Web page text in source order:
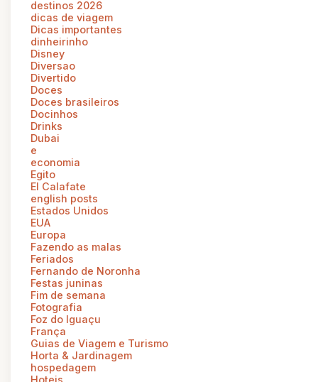
destinos 2026
dicas de viagem
Dicas importantes
dinheirinho
Disney
Diversao
Divertido
Doces
Doces brasileiros
Docinhos
Drinks
Dubai
e
economia
Egito
El Calafate
english posts
Estados Unidos
EUA
Europa
Fazendo as malas
Feriados
Fernando de Noronha
Festas juninas
Fim de semana
Fotografia
Foz do Iguaçu
França
Guias de Viagem e Turismo
Horta & Jardinagem
hospedagem
Hoteis